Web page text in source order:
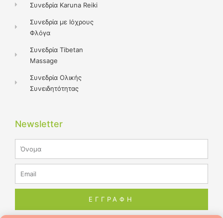
Συνεδρία Karuna Reiki
Συνεδρία με Ιόχρους
Φλόγα
Συνεδρία Tibetan
Massage
Συνεδρία Ολικής
Συνειδητότητας
Newsletter
ΕΓΓΡΑΦΗ